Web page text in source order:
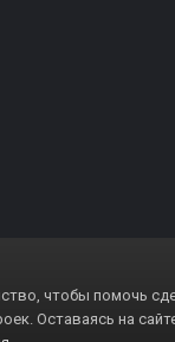
чтобы помочь
Оставаясь на